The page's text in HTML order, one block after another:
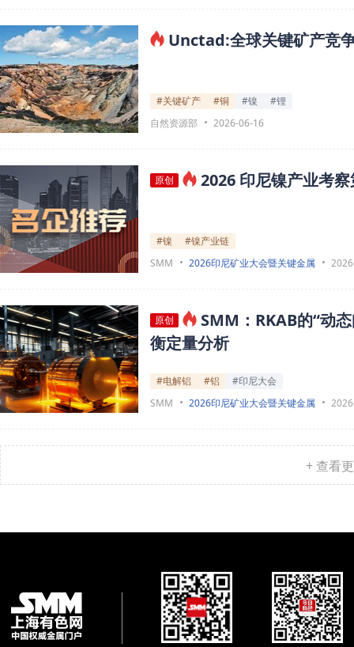
Unctad:全球关键矿产竞
#关键矿产 #铜 #镍
#锂
自然资源部
2026-06-16
原创 2026 印尼镍产业考
#镍
#镍产业链
SMM
2026印尼矿业大会暨关键金属
原创
SMM：RKAB的“动
衡定量分析
#电解铝 #铝
#印尼大会
SMM
2026印尼矿业大会暨关键金属
+ 查看